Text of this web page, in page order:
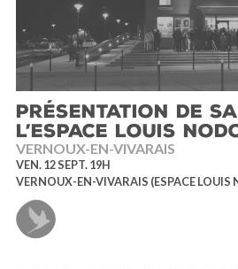
PRÉSENTATION DE
L’ESPACE LOUIS
VERNOUX-EN-VIVARAIS
VEN. 12 SEPT. 19H
VERNOUX-EN-VIVARAIS (ESPACE LOUIS